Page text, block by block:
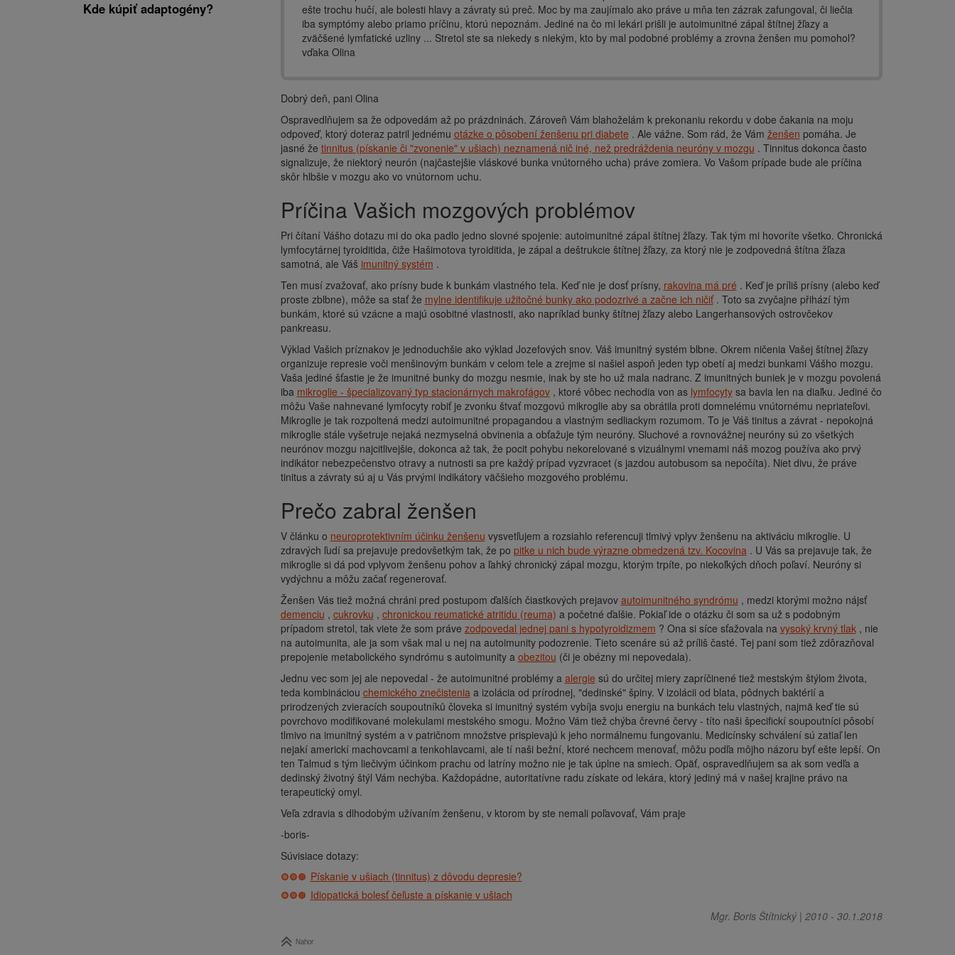
Kde kúpiť adaptogény?
ešte trochu hučí, ale bolesti hlavy a závraty sú preč. Moc by ma zaujímalo ako práve u mňa ten zázrak zafungoval, či liečia
iba symptómy alebo priamo príčinu, ktorú nepoznám. Jediné na čo mi lekári prišli je autoimunitné zápal štítnej žľazy a
zväčšené lymfatické uzliny ... Stretol ste sa niekedy s niekým, kto by mal podobné problémy a zrovna ženšen mu pomohol?
vďaka Olina
Dobrý deň, pani Olina
Ospravedlňujem sa že odpovedám až po prázdninách. Zároveň Vám blahoželám k prekonaniu rekordu v dobe čakania na moju
odpoveď, ktorý doteraz patril jednému otázke o pôsobení ženšenu pri diabete . Ale vážne. Som rád, že Vám ženšen pomáha. Je
jasné že tinnitus (pískanie či "zvonenie" v ušiach) neznamená nič iné, než predráždenia neuróny v mozgu . Tinnitus dokonca často
signalizuje, že niektorý neurón (najčastejšie vláskové bunka vnútorného ucha) práve zomiera. Vo Vašom prípade bude ale príčina
skôr hlbšie v mozgu ako vo vnútornom uchu.
Príčina Vašich mozgových problémov
Pri čítaní Vášho dotazu mi do oka padlo jedno slovné spojenie: autoimunitné zápal štítnej žľazy. Tak tým mi hovoríte všetko. Chronická
lymfocytárnej tyroiditida, čiže Hašimotova tyroiditida, je zápal a deštrukcie štítnej žľazy, za ktorý nie je zodpovedná štítna žľaza
samotná, ale Váš imunitný systém .
Ten musí zvažovať, ako prísny bude k bunkám vlastného tela. Keď nie je dosť prísny, rakovina má pré . Keď je príliš prísny (alebo keď
proste zblbne), môže sa stať že mylne identifikuje užitočné bunky ako podozrivé a začne ich ničiť. Toto sa zvyčajne přihází tým
bunkám, ktoré sú vzácne a majú osobitné vlastnosti, ako napríklad bunky štítnej žľazy alebo Langerhansových ostrovčekov
pankreasu.
Výklad Vašich príznakov je jednoduchšie ako výklad Jozefových snov. Váš imunitný systém blbne. Okrem ničenia Vašej štítnej žľazy
organizuje represie voči menšinovým bunkám v celom tele a zrejme si našiel aspoň jeden typ obetí aj medzi bunkami Vášho mozgu.
Vaša jediné šťastie je že imunitné bunky do mozgu nesmie, inak by ste ho už mala nadranc. Z imunitných buniek je v mozgu povolená
iba mikroglie - špecializovaný typ stacionárnych makrofágov, ktoré vôbec nechodia von as lymfocytysa bavia len na diaľku. Jediné čo
môžu Vaše nahnevané lymfocyty robiť je zvonku štvať mozgovú mikroglie aby sa obrátila proti domnelému vnútornému nepriateľovi.
Mikroglie je tak rozpoltená medzi autoimunitné propagandou a vlastným sedliackym rozumom. To je Váš tinitus a závrat - nepokojná
mikroglie stále vyšetruje nejaká nezmyselná obvinenia a obťažuje tým neuróny. Sluchové a rovnovážnej neuróny sú zo všetkých
neurónov mozgu najcitlivejšie, dokonca až tak, že pocit pohybu nekorelované s vizuálnymi vnemami náš mozog používa ako prvý
indikátor nebezpečenstvo otravy a nutnosti sa pre každý prípad vyzvracet (s jazdou autobusom sa nepočíta). Niet divu, že práve
tinitus a závraty sú aj u Vás prvými indikátory väčšieho mozgového problému.
Prečo zabral ženšen
V článku o neuroprotektivním účinku ženšenu vysvetľujem a rozsiahlo referencuji tlmivý vplyv ženšenu na aktiváciu mikroglie. U
zdravých ľudí sa prejavuje predovšetkým tak, že po pitke u nich bude výrazne obmedzená tzv. Kocovina. U Vás sa prejavuje tak, že
mikroglie si dá pod vplyvom ženšenu pohov a ľahký chronický zápal mozgu, ktorým trpíte, po niekoľkých dňoch poľaví. Neuróny si
vydýchnu a môžu začať regenerovať.
Ženšen Vás tiež možná chráni pred postupom ďalších čiastkových prejavov autoimunitného syndrómu , medzi ktorými možno nájsť
demenciu , cukrovku , chronickou reumatické atritidu (reuma) a početné ďalšie. Pokiaľ ide o otázku či som sa už s podobným
prípadom stretol, tak viete že som práve zodpovedal jednej pani s hypotyroidizmem ? Ona si síce sťažovala na vysoký krvný tlak, nie
na autoimunita, ale ja som však mal u nej na autoimunity podozrenie. Tieto scenáre sú až príliš časté. Tej pani som tiež zdôrazňoval
prepojenie metabolického syndrómu s autoimunity a obezitou (či je obézny mi nepovedala).
Jednu vec som jej ale nepovedal - že autoimunitné problémy a alergie sú do určitej miery zapríčinené tiež mestským štýlom života,
teda kombináciou chemického znečisteniaa izolácia od prírodnej, "dedinské" špiny. V izolácii od blata, pôdnych baktérií a
prirodzených zvieracích soupoutníků človeka si imunitný systém vybíja svoju energiu na bunkách telu vlastných, najmä keď tie sú
povrchovo modifikované molekulami mestského smogu. Možno Vám tiež chýba črevné červy - títo naši špecifickí soupoutníci pôsobí
tlmivo na imunitný systém a v patričnom množstve prispievajú k jeho normálnemu fungovaniu. Medicínsky schválení sú zatiaľ len
nejakí americkí machovcami a tenkohlavcami, ale tí naši bežní, ktoré nechcem menovať, môžu podľa môjho názoru byť ešte lepší. On
ten Talmud s tým liečivým účinkom prachu od latríny možno nie je tak úplne na smiech. Opäť, ospravedlňujem sa ak som vedľa a
dedinský životný štýl Vám nechýba. Každopádne, autoritatívne radu získate od lekára, ktorý jediný má v našej krajine právo na
terapeutický omyl.
Veľa zdravia s dlhodobým užívaním ženšenu, v ktorom by ste nemali poľavovať, Vám praje
-boris-
Súvisiace dotazy:
Pískanie v ušiach (tinnitus) z dôvodu depresie?
Idiopatická bolesť čeľuste a pískanie v ušiach
Mgr. Boris Štítnický | 2010 - 30.1.2018
Nahor